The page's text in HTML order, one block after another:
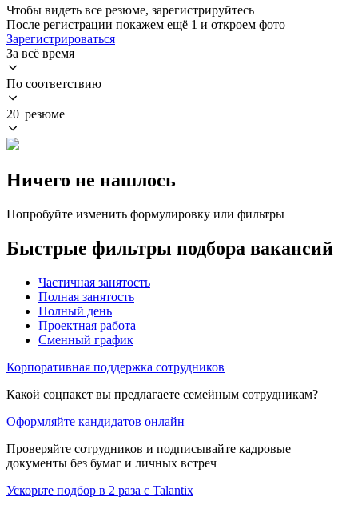
Чтобы видеть все резюме, зарегистрируйтесь
После регистрации покажем ещё 1 и откроем фото
Зарегистрироваться
За всё время
По соответствию
20 резюме
Ничего не нашлось
Попробуйте изменить формулировку или фильтры
Быстрые фильтры подбора вакансий
Частичная занятость
Полная занятость
Полный день
Проектная работа
Сменный график
Корпоративная поддержка сотрудников
Какой соцпакет вы предлагаете семейным сотрудникам?
Оформляйте кандидатов онлайн
Проверяйте сотрудников и подписывайте кадровые
документы без бумаг и личных встреч
Ускорьте подбор в 2 раза с Talantix